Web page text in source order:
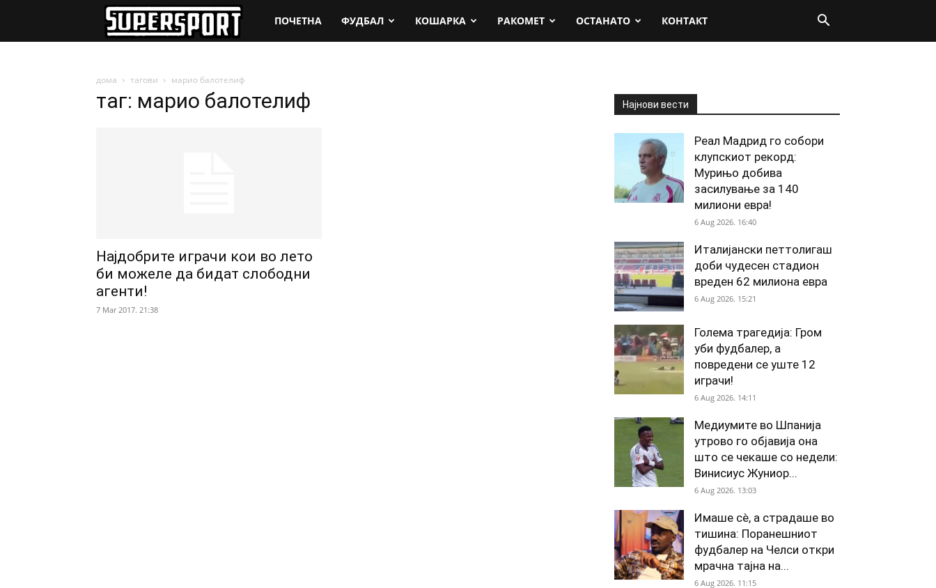
SuperSport.mk
ПОЧЕТНА ФУДБАЛ КОШАРКА РАКОМЕТ ОСТАНАТО КОНТАКТ
дома тагови марио балотелиф
таг: марио балотелиф
Најдобрите играчи кои во лето
би можеле да бидат слободни
агенти!
7 Mar 2017. 21:38
Најнови вести
Реал Мадрид го собори
клупскиот рекорд:
Мурињо добива
засилување за 140
милиони евра!
6 Aug 2026. 16:40
Италијански петтолигаш
доби чудесен стадион
вреден 62 милиона евра
6 Aug 2026. 15:21
Голема трагедија: Гром
уби фудбалер, а
повредени се уште 12
играчи!
6 Aug 2026. 14:11
Медиумите во Шпанија
утрово го објавија она
што се чекаше со недели:
Винисиус Жуниор...
6 Aug 2026. 13:03
Имаше сè, а страдаше во
тишина: Поранешниот
фудбалер на Челси откри
мрачна тајна на...
6 Aug 2026. 11:15